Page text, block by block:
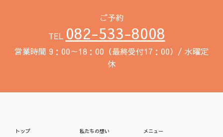
ご予約
TEL 082-533-8008
営業時間 9：00～18：00（最終受付17：00）/ 水曜定
休
トップ 私たちの想い メニュー